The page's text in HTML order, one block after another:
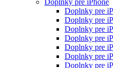
Doplnky pre iPhone
Doplnky pre
Doplnky pre
Doplnky pre
Doplnky pre
Doplnky pre
Doplnky pre
Doplnky pre